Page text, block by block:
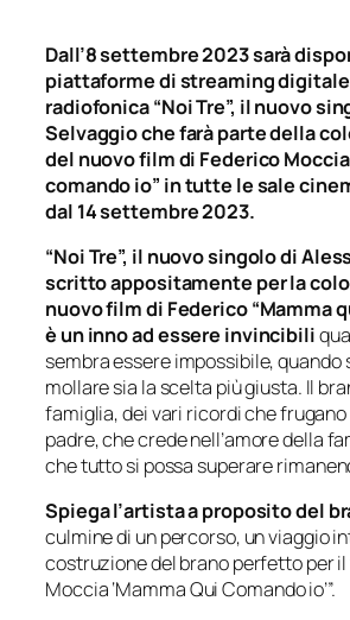
Dall’8 settembre 2023 sarà
piattaforme di streaming
radiofonica “Noi Tre”, il nuovo
Selvaggio che farà parte della
del nuovo film di Federico
comando io” in tutte le sale
dal 14 settembre 2023.
“Noi Tre”, il nuovo singolo di
scritto appositamente per la
nuovo film di Federico “Mamma
è un inno ad essere invincibili
sembra essere impossibile, quando
mollare sia la scelta più giusta. Il
famiglia, dei vari ricordi che
padre, che crede nell’amore della
che tutto si possa superare
Spiega l’artista a proposito del
culmine di un percorso, un viaggio
costruzione del brano perfetto per
Moccia ‘Mamma Qui Comando io’”.